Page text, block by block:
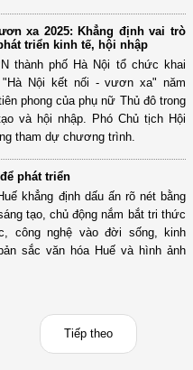
xa 2025: Khẳng định vai trò
triển kinh tế, hội nhập
thành phố Hà Nội tổ chức khai
Nội kết nối - vươn xa" năm
phong của phụ nữ Thủ đô trong
và hội nhập. Phó Chủ tịch Hội
tham dự chương trình.
phát triển
khẳng định dấu ấn rõ nét bằng
tạo, chủ động nắm bắt tri thức
công nghệ vào đời sống, kinh
sắc văn hóa Huế và hình ảnh
Tiếp theo